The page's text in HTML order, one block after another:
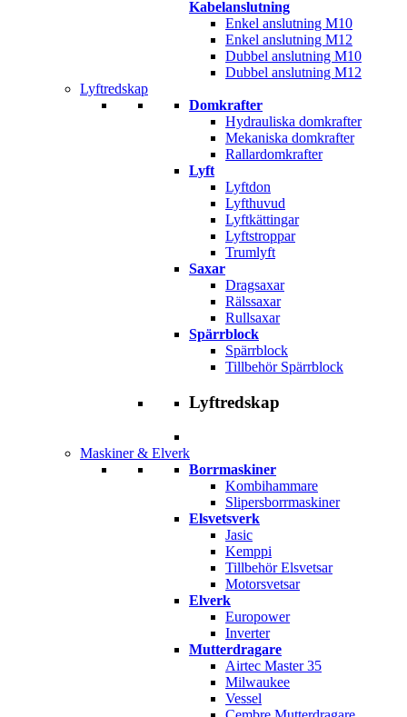
Kabelanslutning
Enkel anslutning M10
Enkel anslutning M12
Dubbel anslutning M10
Dubbel anslutning M12
Lyftredskap
Domkrafter
Hydrauliska domkrafter
Mekaniska domkrafter
Rallardomkrafter
Lyft
Lyftdon
Lyfthuvud
Lyftkättingar
Lyftstroppar
Trumlyft
Saxar
Dragsaxar
Rälssaxar
Rullsaxar
Spärrblock
Spärrblock
Tillbehör Spärrblock
Lyftredskap
Maskiner & Elverk
Borrmaskiner
Kombihammare
Slipersborrmaskiner
Elsvetsverk
Jasic
Kemppi
Tillbehör Elsvetsar
Motorsvetsar
Elverk
Europower
Inverter
Mutterdragare
Airtec Master 35
Milwaukee
Vessel